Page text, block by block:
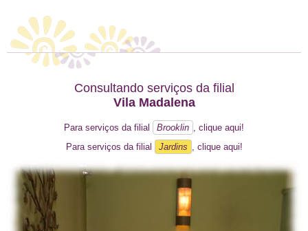
Consultando serviços da filial
Vila Madalena
Para serviços da filial Brooklin
, clique aqui!
Para serviços da filial
Jardins , clique aqui!